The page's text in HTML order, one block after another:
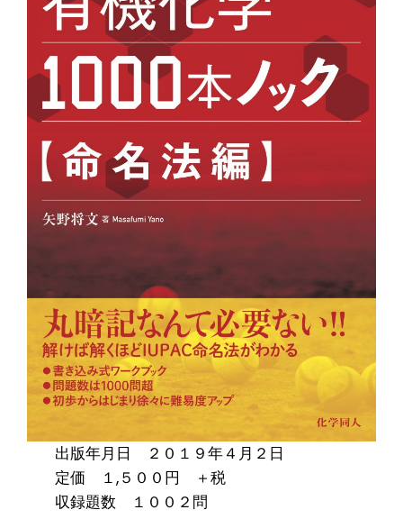
出版年月日 ２０１９年４月２日
定価 １,５００円 ＋税
収録題数 １００２問